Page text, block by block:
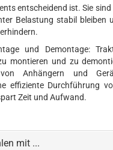
entscheidend ist. Sie
Belastung stabil bleiben
und Demontage:
montieren und zu
Anhängern und
effiziente Durchführung
Zeit und Aufwand.
mit ...